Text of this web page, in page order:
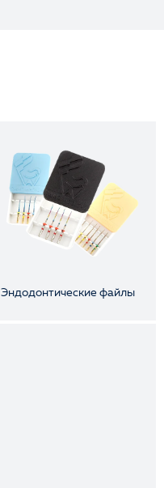
Эндодонтические файлы